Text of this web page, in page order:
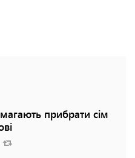
прибрати сім